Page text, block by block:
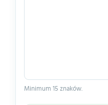
Minimum 15 znaków.